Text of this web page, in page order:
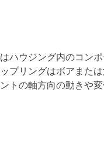
ウジング内のコン
リングはボアまた
の軸方向の動きや